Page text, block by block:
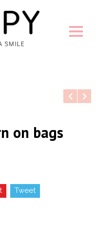
on bags
Tweet